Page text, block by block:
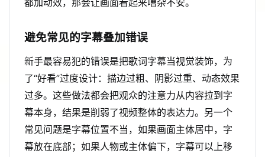
都加动效，那会让画面看起来嘈杂不安。
避免常见的字幕叠加错误
新手最容易犯的错误是把歌词字幕当视觉装饰，为
了“好看”过度设计：描边过粗、阴影过重、动态效果
过多。这些做法都会把观众的注意力从内容拉到字
幕本身，结果是削弱了视频整体的表达力。另一个
常见问题是字幕位置不当，如果画面主体居中，字
幕放在底部；如果人物或主体偏下，字幕可以上移